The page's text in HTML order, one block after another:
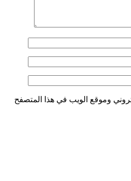
وموقع الويب في هذا المتصفح